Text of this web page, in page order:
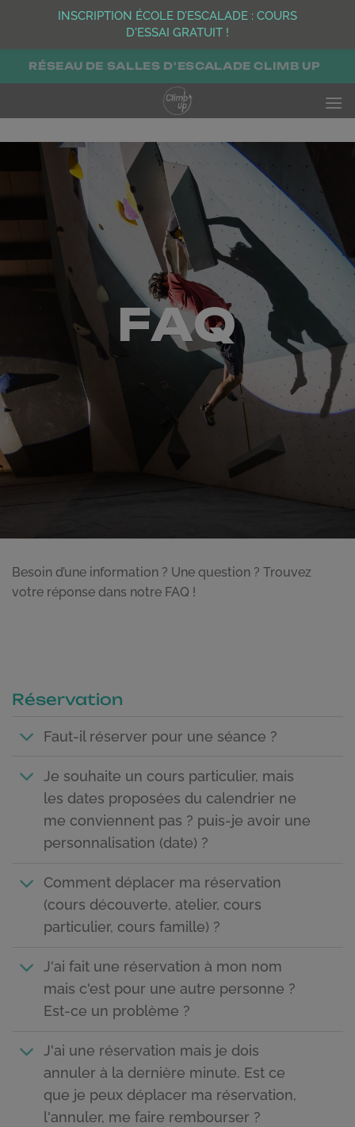
PasserRÉSEAU DE SALLES D'ESCALADE CLIMB UP
FAQ
Besoin d’une information ? Une question ? Trouvez
votre réponse dans notre FAQ !
Réservation
Faut-il réserver pour une séance ?
Je souhaite un cours particulier, mais
les dates proposées du calendrier ne
me conviennent pas ? puis-je avoir une
personnalisation (date) ?
Comment déplacer ma réservation
(cours découverte, atelier, cours
particulier, cours famille) ?
J'ai fait une réservation à mon nom
mais c'est pour une autre personne ?
Est-ce un problème ?
J'ai une réservation mais je dois
annuler à la dernière minute. Est ce
que je peux déplacer ma réservation,
l'annuler, me faire rembourser ?
INSCRIPTION ÉCOLE D’ESCALADE : COURS
D'ESSAI GRATUIT !